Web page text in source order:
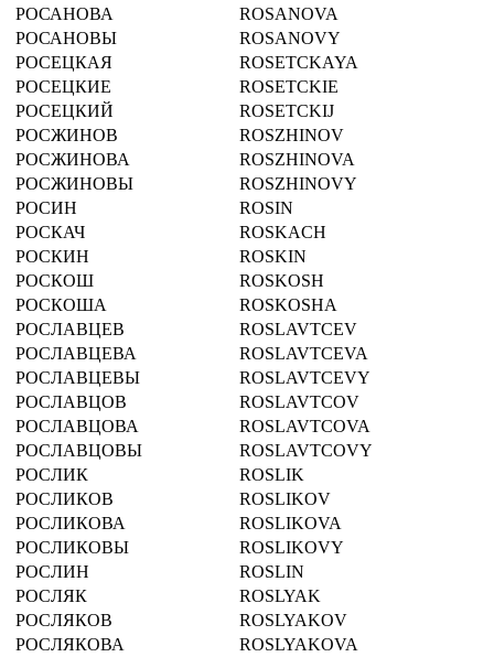
РОСАНОВА
ROSANOVA
РОСАНОВЫ
ROSANOVY
РОСЕЦКАЯ
ROSETCKAYA
РОСЕЦКИЕ
ROSETCKIE
РОСЕЦКИЙ
ROSETCKIJ
РОСЖИНОВ
ROSZHINOV
РОСЖИНОВА
ROSZHINOVA
РОСЖИНОВЫ
ROSZHINOVY
РОСИН
ROSIN
РОСКАЧ
ROSKACH
РОСКИН
ROSKIN
РОСКОШ
ROSKOSH
РОСКОША
ROSKOSHA
РОСЛАВЦЕВ
ROSLAVTCEV
РОСЛАВЦЕВА
ROSLAVTCEVA
РОСЛАВЦЕВЫ
ROSLAVTCEVY
РОСЛАВЦОВ
ROSLAVTCOV
РОСЛАВЦОВА
ROSLAVTCOVA
РОСЛАВЦОВЫ
ROSLAVTCOVY
РОСЛИК
ROSLIK
РОСЛИКОВ
ROSLIKOV
РОСЛИКОВА
ROSLIKOVA
РОСЛИКОВЫ
ROSLIKOVY
РОСЛИН
ROSLIN
РОСЛЯК
ROSLYAK
РОСЛЯКОВ
ROSLYAKOV
РОСЛЯКОВА
ROSLYAKOVA